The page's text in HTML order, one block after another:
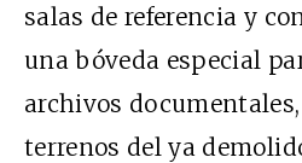
salas de referencia y
una bóveda especial
archivos
terrenos del ya